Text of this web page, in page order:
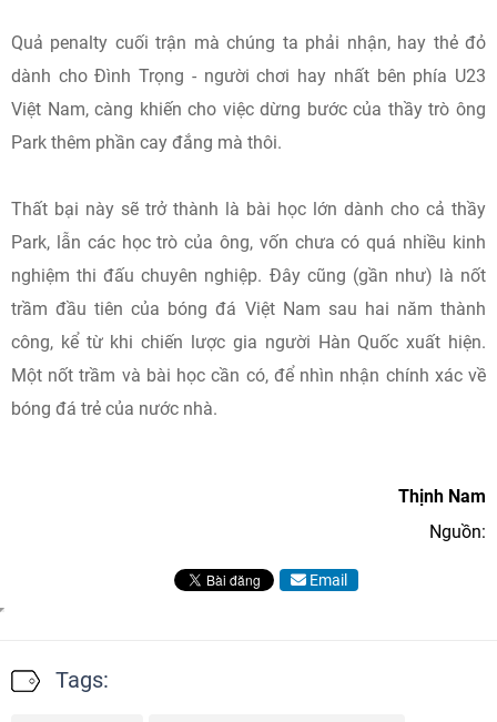
Quả penalty cuối trận mà chúng ta phải nhận, hay thẻ đỏ
dành cho Đình Trọng - người chơi hay nhất bên phía U23
Việt Nam, càng khiến cho việc dừng bước của thầy trò ông
Park thêm phần cay đắng mà thôi.
Thất bại này sẽ trở thành là bài học lớn dành cho cả thầy
Park, lẫn các học trò của ông, vốn chưa có quá nhiều kinh
nghiệm thi đấu chuyên nghiệp. Đây cũng (gần như) là nốt
trầm đầu tiên của bóng đá Việt Nam sau hai năm thành
công, kể từ khi chiến lược gia người Hàn Quốc xuất hiện.
Một nốt trầm và bài học cần có, để nhìn nhận chính xác về
bóng đá trẻ của nước nhà.
Thịnh Nam
Nguồn:
Email
Tags: